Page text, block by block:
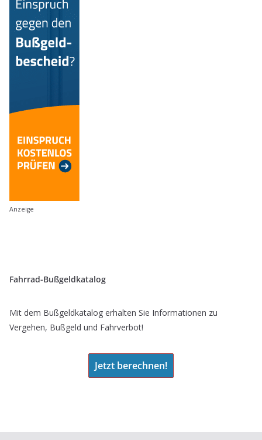
Anzeige
Fahrrad-Bußgeldkatalog
Mit dem Bußgeldkatalog erhalten Sie Informationen zu
Vergehen, Bußgeld und Fahrverbot!
Jetzt berechnen!